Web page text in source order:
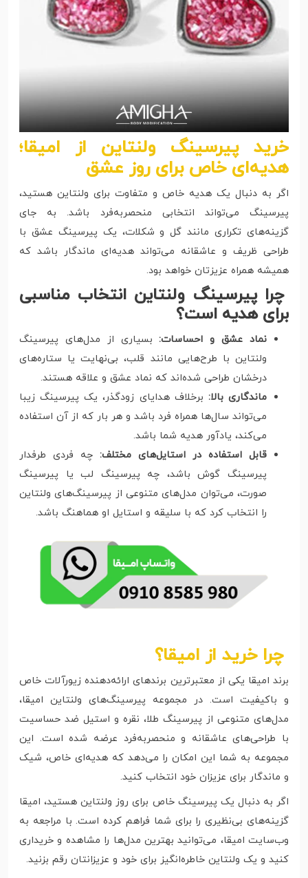
خرید پیرسینگ ولنتاین از امیقا؛
هدیه‌ای خاص برای روز عشق
اگر به دنبال یک هدیه خاص و متفاوت برای ولنتاین هستید،
پیرسینگ می‌تواند انتخابی منحصربه‌فرد باشد. به جای
گزینه‌های تکراری مانند گل و شکلات، یک پیرسینگ عشق با
طراحی ظریف و عاشقانه می‌تواند هدیه‌ای ماندگار باشد که
همیشه همراه عزیزتان خواهد بود.
چرا پیرسینگ ولنتاین انتخاب مناسبی
برای هدیه است؟
نماد عشق و احساسات: بسیاری از مدل‌های پیرسینگ
ولنتاین با طرح‌هایی مانند قلب، بی‌نهایت یا ستاره‌های
درخشان طراحی شده‌اند که نماد عشق و علاقه هستند.
ماندگاری بالا: برخلاف هدایای زودگذر، یک پیرسینگ زیبا
می‌تواند سال‌ها همراه فرد باشد و هر بار که از آن استفاده
می‌کند، یادآور هدیه شما باشد.
قابل استفاده در استایل‌های مختلف: چه فردی طرفدار
پیرسینگ گوش باشد، چه پیرسینگ لب یا پیرسینگ
صورت، می‌توان مدل‌های متنوعی از پیرسینگ‌های ولنتاین
را انتخاب کرد که با سلیقه و استایل او هماهنگ باشد.
چرا خرید از امیقا؟
برند امیقا یکی از معتبرترین برندهای ارائه‌دهنده زیورآلات خاص
و باکیفیت است. در مجموعه پیرسینگ‌های ولنتاین امیقا،
مدل‌های متنوعی از پیرسینگ طلا، نقره و استیل ضد حساسیت
با طراحی‌های عاشقانه و منحصربه‌فرد عرضه شده است. این
مجموعه به شما این امکان را می‌دهد که هدیه‌ای خاص، شیک
و ماندگار برای عزیزان خود انتخاب کنید.
اگر به دنبال یک پیرسینگ خاص برای روز ولنتاین هستید، امیقا
گزینه‌های بی‌نظیری را برای شما فراهم کرده است. با مراجعه به
وب‌سایت امیقا، می‌توانید بهترین مدل‌ها را مشاهده و خریداری
کنید و یک ولنتاین خاطره‌انگیز برای خود و عزیزانتان رقم بزنید.